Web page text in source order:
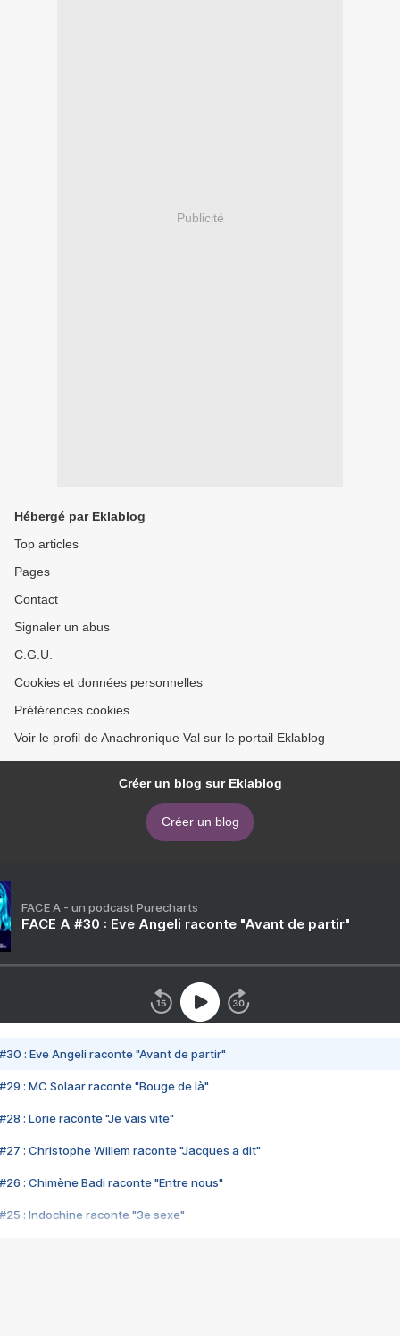
Publicité
Hébergé par Eklablog
Top articles
Pages
Contact
Signaler un abus
C.G.U.
Cookies et données personnelles
Préférences cookies
Voir le profil de Anachronique Val sur le portail Eklablog
Créer un blog sur Eklablog
Créer un blog
FACE A - un podcast Purecharts
FACE A #30 : Eve Angeli raconte "Avant de partir"
#30 : Eve Angeli raconte "Avant de partir"
#29 : MC Solaar raconte "Bouge de là"
#28 : Lorie raconte "Je vais vite"
#27 : Christophe Willem raconte "Jacques a dit"
#26 : Chimène Badi raconte "Entre nous"
#25 : Indochine raconte "3e sexe"